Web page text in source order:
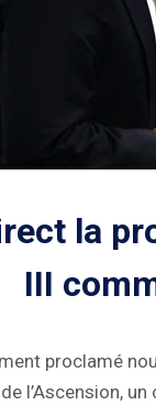
la
III
proclamé
l’Ascension,